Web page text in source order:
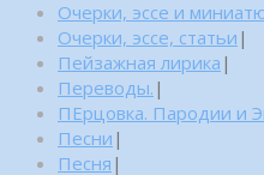
Очерки, эссе и
Очерки, эссе, статьи |
Пейзажная лирика |
Переводы. |
ПЕрцовка. Пародии и
Песни |
Песня |